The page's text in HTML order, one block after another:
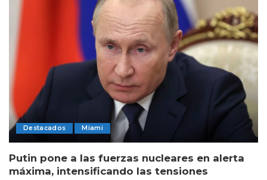
Destacados Miami
Putin pone a las fuerzas nucleares en alerta
máxima, intensificando las tensiones